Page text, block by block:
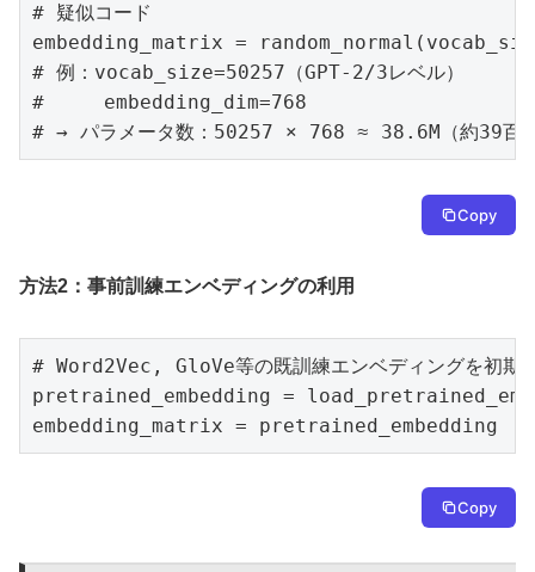
# 疑似コード
embedding_matrix =
# 例：vocab_size=50257（GPT-2/3レベル）
#     embedding_dim=768
# → パラメータ数：50257 × 768 ≈ 38.6M（約39百
Copy
方法2：事前訓練エンベディングの利用
# Word2Vec, GloVe等の既訓練エンベディングを初期
pretrained_embedding =
embedding_matrix = pretrained_embedding
Copy